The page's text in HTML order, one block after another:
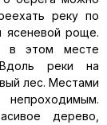
реку по
ясеневой роще.
в этом месте
реки на
лес. Местами
непроходимым.
дерево,